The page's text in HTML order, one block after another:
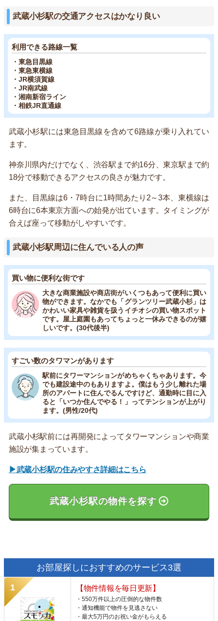
武蔵小杉駅の交通アクセスはかなり良い
利用できる路線一覧
・東急目黒線
・東急東横線
・JR横須賀線
・JR南武線
・湘南新宿ライン
・相鉄JR直通線
武蔵小杉駅には東急目黒線を含めて6路線が乗り入れてい
ます。
神奈川県内だけでなく、渋谷駅まで約16分、東京駅まで約
18分で移動できるアクセスの良さが魅力です。
また、目黒線は6・7時台に1時間あたり2～3本、東横線は
6時台に6本東京方面への始発が出ています。タイミングが
合えば座って移動がしやすいです。
武蔵小杉駅周辺に住んでいる人の声
買い物に便利な街です
大きな商業施設や商店街がいくつもあって便利に買い
物ができます。なかでも「グランツリー武蔵小杉」は
かわいい家具や雑貨を扱うイチオシの買い物スポット
です。屋上庭園もあってちょっと一休みできるのが嬉
しいです。(30代後半)
すごい数のタワマンがあります
駅前にタワーマンションがめちゃくちゃあります。今
でも建設途中のもありますよ。僕はもう少し離れた場
所のアパートに住んでるんですけど、通勤時に目に入
ると「いつか住んでやる！」ってテンションが上がり
ます。(男性/20代)
武蔵小杉駅前には再開発によってタワーマンションや商業
施設が集まっています。
▶武蔵小杉駅の住みやすさ詳細はこちら
武蔵小杉駅の物件を探す
お部屋探しにおすすめのサービス3選
【物件情報を毎日更新】
・550万件以上の圧倒的な物件数
・通知機能で物件を見逃さない
・最大5万円のお祝い金がもらえる